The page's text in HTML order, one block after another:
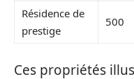
Résidence de
prestige
500
Ces propriétés